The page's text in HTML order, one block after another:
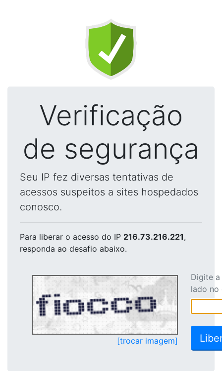
Verificação
de segurança
Seu IP fez diversas tentativas de
acessos suspeitos a sites hospedados
conosco.
Para liberar o acesso do IP 216.73.216.221,
responda ao desafio abaixo.
[trocar imagem]
Digite
lado no